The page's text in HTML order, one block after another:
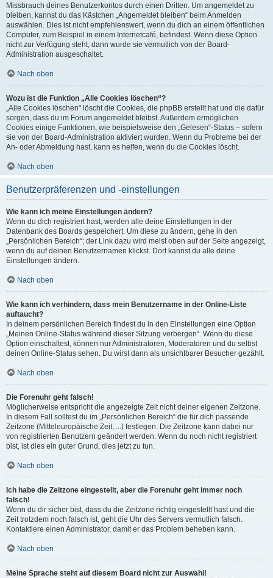
Missbrauch deines Benutzerkontos durch einen Dritten. Um angemeldet zu
bleiben, kannst du das Kästchen „Angemeldet bleiben“ beim Anmelden
auswählen. Dies ist nicht empfehlenswert, wenn du dich an einem öffentlichen
Computer, zum Beispiel in einem Internetcafé, befindest. Wenn diese Option
nicht zur Verfügung steht, dann wurde sie vermutlich von der Board-
Administration ausgeschaltet.
Nach oben
Wozu ist die Funktion „Alle Cookies löschen“?
„Alle Cookies löschen“ löscht die Cookies, die phpBB erstellt hat und die dafür
sorgen, dass du im Forum angemeldet bleibst. Außerdem ermöglichen
Cookies einige Funktionen, wie beispielsweise den „Gelesen“-Status – sofern
sie von der Board-Administration aktiviert wurden. Wenn du Probleme bei der
An- oder Abmeldung hast, kann es helfen, wenn du die Cookies löscht.
Nach oben
Benutzerpräferenzen und -einstellungen
Wie kann ich meine Einstellungen ändern?
Wenn du dich registriert hast, werden alle deine Einstellungen in der
Datenbank des Boards gespeichert. Um diese zu ändern, gehe in den
„Persönlichen Bereich“; der Link dazu wird meist oben auf der Seite angezeigt,
wenn du auf deinen Benutzernamen klickst. Dort kannst du alle deine
Einstellungen ändern.
Nach oben
Wie kann ich verhindern, dass mein Benutzername in der Online-Liste
auftaucht?
In deinem persönlichen Bereich findest du in den Einstellungen eine Option
„Meinen Online-Status während dieser Sitzung verbergen“. Wenn du diese
Option einschaltest, können nur Administratoren, Moderatoren und du selbst
deinen Online-Status sehen. Du wirst dann als unsichtbarer Besucher gezählt.
Nach oben
Die Forenuhr geht falsch!
Möglicherweise entspricht die angezeigte Zeit nicht deiner eigenen Zeitzone.
In diesem Fall solltest du im „Persönlichen Bereich“ die für dich passende
Zeitzone (Mitteleuropäische Zeit, ...) festlegen. Die Zeitzone kann dabei nur
von registrierten Benutzern geändert werden. Wenn du noch nicht registriert
bist, ist dies ein guter Grund, dies jetzt zu tun.
Nach oben
Ich habe die Zeitzone eingestellt, aber die Forenuhr geht immer noch
falsch!
Wenn du dir sicher bist, dass du die Zeitzone richtig eingestellt hast und die
Zeit trotzdem noch falsch ist, geht die Uhr des Servers vermutlich falsch.
Kontaktiere einen Administrator, damit er das Problem beheben kann.
Nach oben
Meine Sprache steht auf diesem Board nicht zur Auswahl!